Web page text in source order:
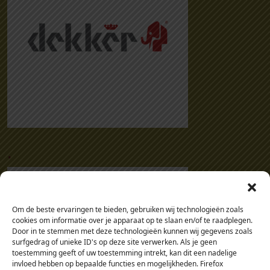
Om de beste ervaringen te bieden, gebruiken wij technologieën zoals
cookies om informatie over je apparaat op te slaan en/of te raadplegen.
Door in te stemmen met deze technologieën kunnen wij gegevens zoals
surfgedrag of unieke ID's op deze site verwerken. Als je geen
toestemming geeft of uw toestemming intrekt, kan dit een nadelige
invloed hebben op bepaalde functies en mogelijkheden. Firefox
.